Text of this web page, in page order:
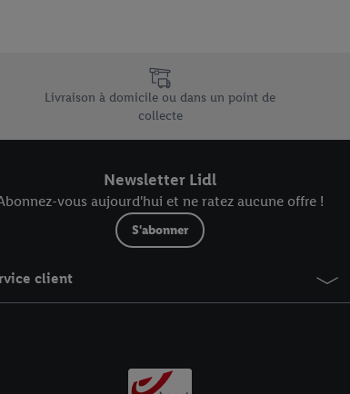
de Lidl.be
Livraison à domicile ou dans un point de
collecte
Newsletter Lidl
vous aujourd'hui et ne ratez aucune offre !
S'abonner
client